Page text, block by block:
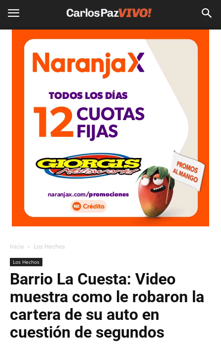
Inicio Los Hechos
Los Hechos
Barrio La Cuesta: Video
muestra como le robaron la
cartera de su auto en
cuestión de segundos